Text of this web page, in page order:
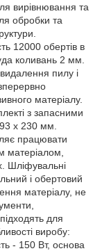
вирівнювання та
обробки та
12000 обертів в
коливань 2 мм.
пилу і
матеріалу.
з запасними
х 230 мм.
працювати
матеріалом,
Шліфувальні
і обертовий
матеріалу, не
для
виробу:
- 150 Вт, основа